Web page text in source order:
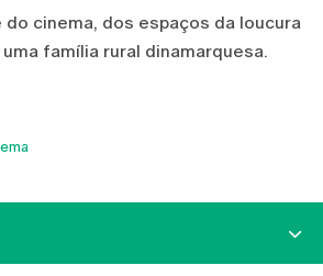
cinema, dos espaços da loucura
família rural dinamarquesa.